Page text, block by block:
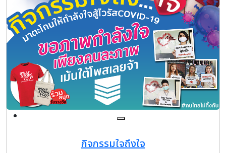
กิจกรรมใจถึงใจ